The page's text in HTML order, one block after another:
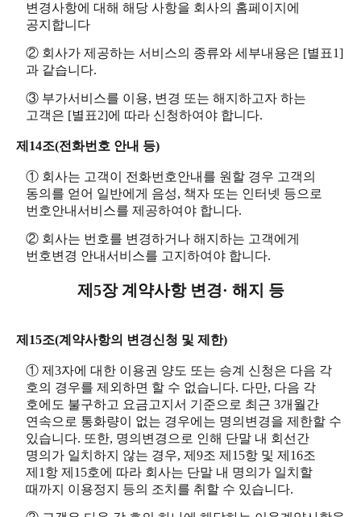
변경사항에 대해 해당 사항을 회사의 홈페이지에
공지합니다
② 회사가 제공하는 서비스의 종류와 세부내용은 [별표1]
과 같습니다.
③ 부가서비스를 이용, 변경 또는 해지하고자 하는
고객은 [별표2]에 따라 신청하여야 합니다.
제14조(전화번호 안내 등)
① 회사는 고객이 전화번호안내를 원할 경우 고객의
동의를 얻어 일반에게 음성, 책자 또는 인터넷 등으로
번호안내서비스를 제공하여야 합니다.
② 회사는 번호를 변경하거나 해지하는 고객에게
번호변경 안내서비스를 고지하여야 합니다.
제5장 계약사항 변경· 해지 등
제15조(계약사항의 변경신청 및 제한)
① 제3자에 대한 이용권 양도 또는 승계 신청은 다음 각
호의 경우를 제외하면 할 수 없습니다. 다만, 다음 각
호에도 불구하고 요금고지서 기준으로 최근 3개월간
연속으로 통화량이 없는 경우에는 명의변경을 제한할 수
있습니다. 또한, 명의변경으로 인해 단말 내 회선간
명의가 일치하지 않는 경우, 제9조 제15항 및 제16조
제1항 제15호에 따라 회사는 단말 내 명의가 일치할
때까지 이용정지 등의 조치를 취할 수 있습니다.